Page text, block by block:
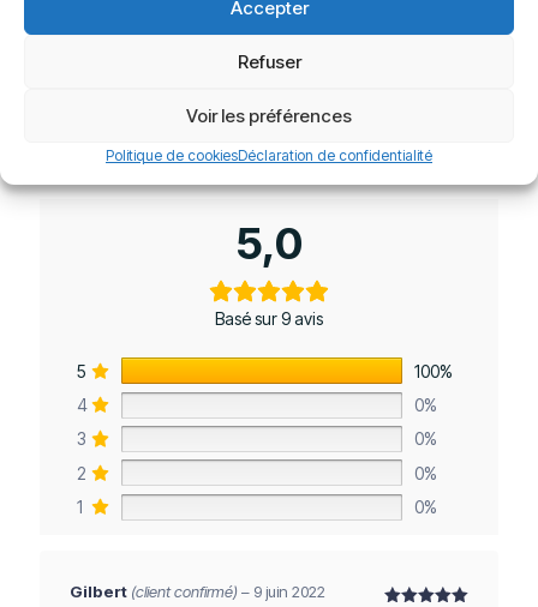
Accepter
Refuser
Voir les préférences
Politique de cookiesDéclaration de confidentialité
31.90€
9 avis pourOphtalmic HR Spheric
5,0
Basé sur 9 avis
5
100%
4
0%
3
0%
2
0%
1
0%
Gilbert (client confirmé)– 9 juin 2022